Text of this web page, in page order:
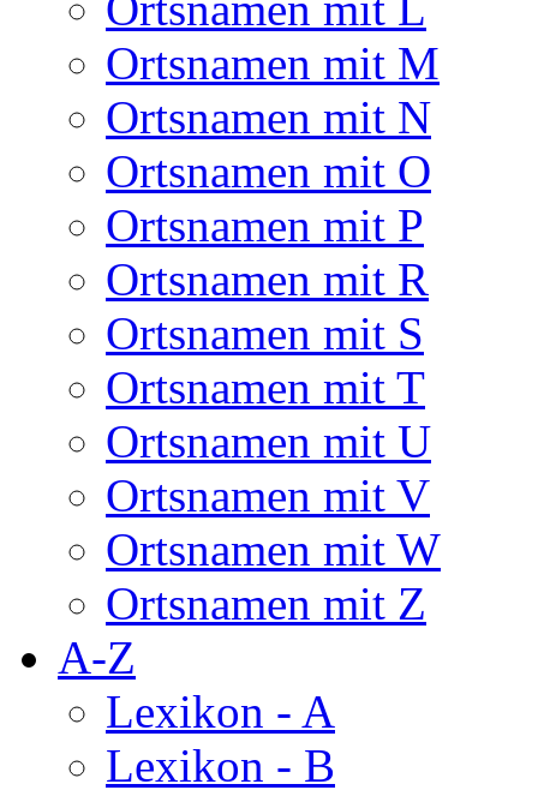
Ortsnamen mit M
Ortsnamen mit N
Ortsnamen mit O
Ortsnamen mit P
Ortsnamen mit R
Ortsnamen mit S
Ortsnamen mit T
Ortsnamen mit U
Ortsnamen mit V
Ortsnamen mit W
Ortsnamen mit Z
A-Z
Lexikon - A
Lexikon - B